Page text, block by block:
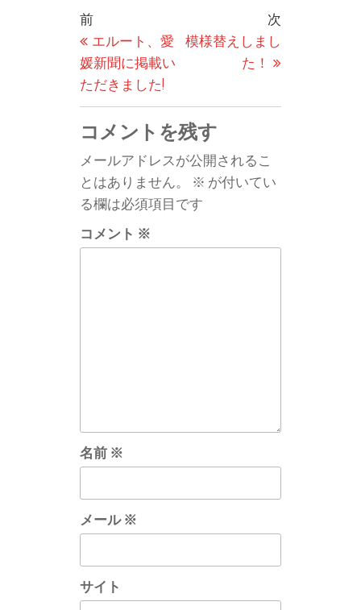
投
稿
ナ
ビ
ゲ
ー
シ
ョ
ン
過
去
の
投
稿
前
エルート、愛
媛新聞に掲載い
ただきました!
投
次
模様替えしまし
た！
コメントを残す
メールアドレスが公開されるこ
とはありません。
※ が付いてい
る欄は必須項目です
コメント ※
名前 ※
メール※
サイト